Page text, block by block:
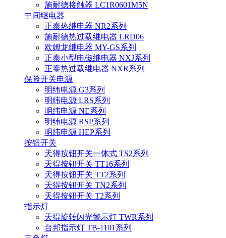
施耐德接触器 LC1R0601M5N
中间继电器
正泰热继电器 NR2系列
施耐德热过载继电器 LRD06
欧姆龙继电器 MY-GS系列
正泰小型电磁继电器 NXJ系列
正泰热过载继电器 NXR系列
保险开关电源
明纬电源 G3系列
明纬电源 LRS系列
明纬电源 NE系列
明纬电源 RSP系列
明纬电源 HEP系列
按钮开关
天得按钮开关一体式 TS2系列
天得按钮开关 TT16系列
天得按钮开关 TT2系列
天得按钮开关 TN2系列
天得按钮开关 T2系列
指示灯
天得旋转闪光警示灯 TWR系列
台邦指示灯 TB-1101系列